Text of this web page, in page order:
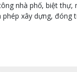
nhà phố, biệt
xây dựng,